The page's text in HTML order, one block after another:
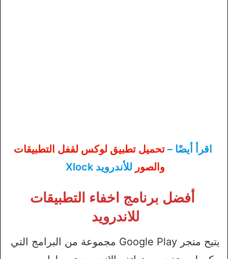
اقرأ أيضًا –تحميل تطبيق لوكس لقفل التطبيقات
والصور للأندرويد Xlock
أفضل برنامج اخفاء التطبيقات
للاندرويد
يتيح متجر Google Play مجموعة من البرامج التي